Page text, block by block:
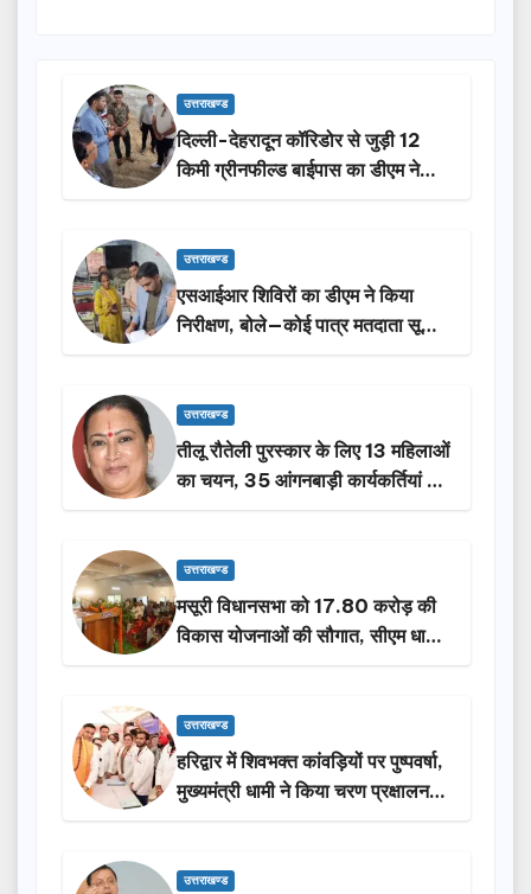
उत्तराखण्ड
दिल्ली-देहरादून कॉरिडोर से जुड़ी 12
किमी ग्रीनफील्ड बाईपास का डीएम ने
किया निरीक्षण…
उत्तराखण्ड
एसआईआर शिविरों का डीएम ने किया
निरीक्षण, बोले—कोई पात्र मतदाता सूची
से न छूटे…
उत्तराखण्ड
तीलू रौतेली पुरस्कार के लिए 13 महिलाओं
का चयन, 35 आंगनबाड़ी कार्यकर्तियां भी
होंगी सम्मानित…
उत्तराखण्ड
मसूरी विधानसभा को 17.80 करोड़ की
विकास योजनाओं की सौगात, सीएम धामी
ने किया लोकार्पण-शिलान्यास.
उत्तराखण्ड
हरिद्वार में शिवभक्त कांवड़ियों पर पुष्पवर्षा,
मुख्यमंत्री धामी ने किया चरण प्रक्षालन…
उत्तराखण्ड